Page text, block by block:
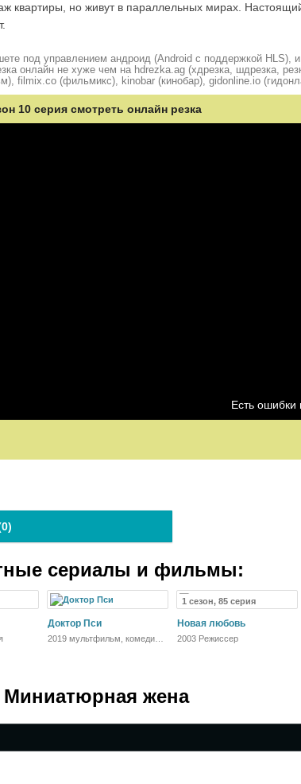
квартиры, но живут в параллельных мирах.
под управлением андроид (Android с поддержкой
онлайн не хуже чем на hdrezka.ag (хдрезка, шдрезка,
filmix.co (фильмикс), kinobar (кинобар), gidonline.io
10 серия смотреть онлайн резка
Есть
0)
сериалы и фильмы:
Доктор Пси
2019 мультфильм, комедия,
1 сезон, 85 серия
Новая любовь
2003 Режиссер
Миниатюрная жена